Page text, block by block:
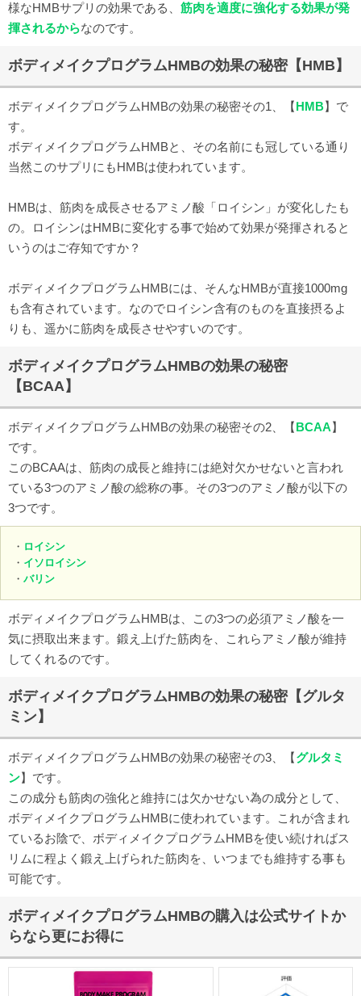
様なHMBサプリの効果である、 筋肉を適度に強化する効果が発
揮されるからなのです。
ボディメイクプログラムHMBの効果の秘密【HMB】
ボディメイクプログラムHMBの効果の秘密その1、【 HMB】で
す。
ボディメイクプログラムHMBと、その名前にも冠している通り
当然このサプリにもHMBは使われています。
HMBは、筋肉を成長させるアミノ酸「ロイシン」が変化したも
の。ロイシンはHMBに変化する事で始めて効果が発揮されると
いうのはご存知ですか？
ボディメイクプログラムHMBには、そんなHMBが直接1000mg
も含有されています。なのでロイシン含有のものを直接摂るよ
りも、遥かに筋肉を成長させやすいのです。
ボディメイクプログラムHMBの効果の秘密
【BCAA】
ボディメイクプログラムHMBの効果の秘密その2、【 BCAA】
です。
このBCAAは、筋肉の成長と維持には絶対欠かせないと言われ
ている3つのアミノ酸の総称の事。その3つのアミノ酸が以下の
3つです。
・ ロイシン
・ イソロイシン
・ バリン
ボディメイクプログラムHMBは、この3つの必須アミノ酸を一
気に摂取出来ます。鍛え上げた筋肉を、これらアミノ酸が維持
してくれるのです。
ボディメイクプログラムHMBの効果の秘密【グルタ
ミン】
ボディメイクプログラムHMBの効果の秘密その3、【 グルタミ
ン】です。
この成分も筋肉の強化と維持には欠かせない為の成分として、
ボディメイクプログラムHMBに使われています。これが含まれ
ているお陰で、ボディメイクプログラムHMBを使い続ければス
リムに程よく鍛え上げられた筋肉を、いつまでも維持する事も
可能です。
ボディメイクプログラムHMBの購入は公式サイトか
らなら更にお得に